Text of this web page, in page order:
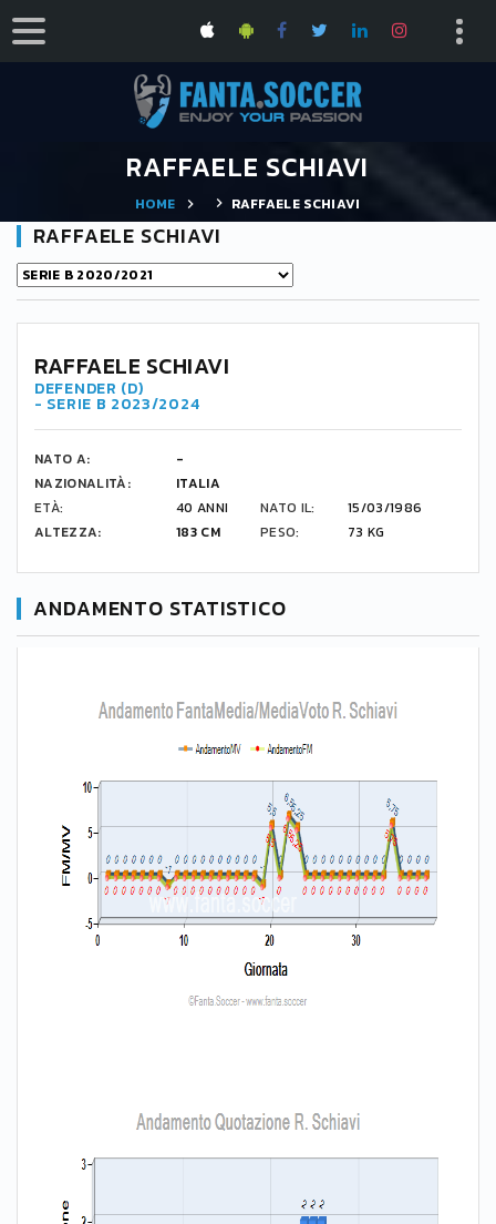
RAFFAELE SCHIAVI
HOME RAFFAELE SCHIAVI
RAFFAELE SCHIAVI
RAFFAELE SCHIAVI
DEFENDER (D)
- SERIE B 2023/2024
NATO A:
-
NAZIONALITÀ:
ITALIA
ETÀ:
40 ANNI NATO IL:
15/03/1986
ALTEZZA:
183 CM PESO: 73 KG
ANDAMENTO STATISTICO